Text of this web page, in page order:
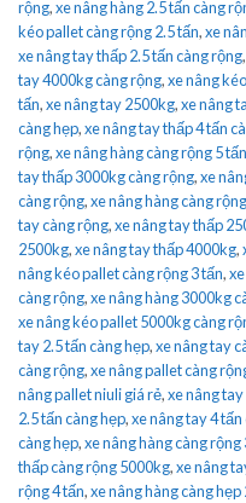
rộng,xe nâng hàng 2.5 tấn càng
kéo pallet càng rộng 2.5 tấn,xe
xe nâng tay thấp 2.5 tấn càng rộng,
tay 4000kg càng rộng,xe nâng
tấn,xe nâng tay 2500kg,xe nâng
càng hẹp,xe nâng tay thấp 4 tấn
rộng,xe nâng hàng càng rộng 5 tấn
tay thấp 3000kg càng rộng,xe
càng rộng,xe nâng hàng càng
tay càng rộng,xe nâng tay thấp
2500kg,xe nâng tay thấp 4000kg,
nâng kéo pallet càng rộng 3 tấn,
càng rộng,xe nâng hàng 3000kg
xe nâng kéo pallet 5000kg càng
tay 2.5 tấn càng hẹp,xe nâng tay
càng rộng,xe nâng pallet càng
nâng pallet niuli giá rẻ,xe nâng tay
2.5 tấn càng hẹp,xe nâng tay 4
càng hẹp,xe nâng hàng càng
thấp càng rộng 5000kg,xe nâng
rộng 4 tấn,xe nâng hàng càng hẹp